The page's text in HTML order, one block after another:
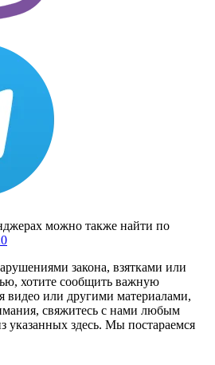
можно также найти по
закона, взятками или
хотите сообщить важную
видео или другими материалами,
свяжитесь с нами любым
указанных здесь. Мы постараемся